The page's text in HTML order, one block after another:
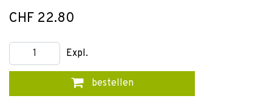
CHF 22.80
Expl.
bestellen